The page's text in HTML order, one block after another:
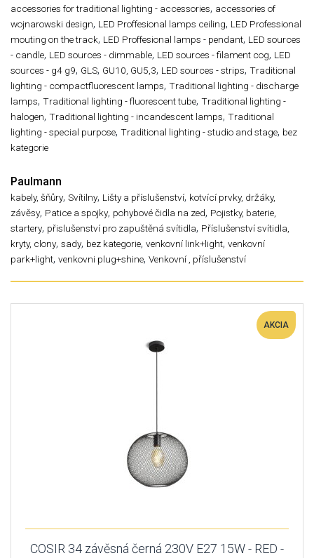
accessories for traditional lighting - accessories, accessories of
wojnarowski design, LED Proffesional lamps ceiling, LED Professional
mouting on the track, LED Proffesional lamps - pendant, LED sources
- candle, LED sources - dimmable, LED sources - filament cog, LED
sources - g4 g9, GLS, GU10, GU5,3, LED sources - strips, Traditional
lighting - compactfluorescent lamps, Traditional lighting - discharge
lamps, Traditional lighting - fluorescent tube, Traditional lighting -
halogen, Traditional lighting - incandescent lamps, Traditional
lighting - special purpose, Traditional lighting - studio and stage, bez
kategorie
Paulmann
kabely, šňůry, Svítilny, Lišty a příslušenství, kotvící prvky, držáky,
závěsy, Patice a spojky, pohybové čidla na zed, Pojistky, baterie,
startery, přislušenství pro zapuštěná svítidla, Příslušenství svítidla,
kryty, clony, sady, bez kategorie, venkovní link+light, venkovní
park+light, venkovni plug+shine, Venkovní , příslušenství
AKCIA
COSIR 34 závěsná černá 230V E27 15W - RED -